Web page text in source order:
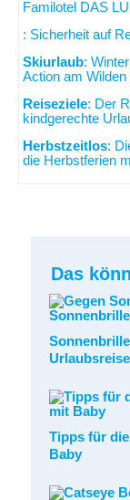
Familotel DAS
: Sicherheit auf
Skiurlaub:
Action am Wilden
Reiseziele: Der
kindgerechte
Herbstzeitlos:
die Herbstferien
Das
Tipps für
Baby